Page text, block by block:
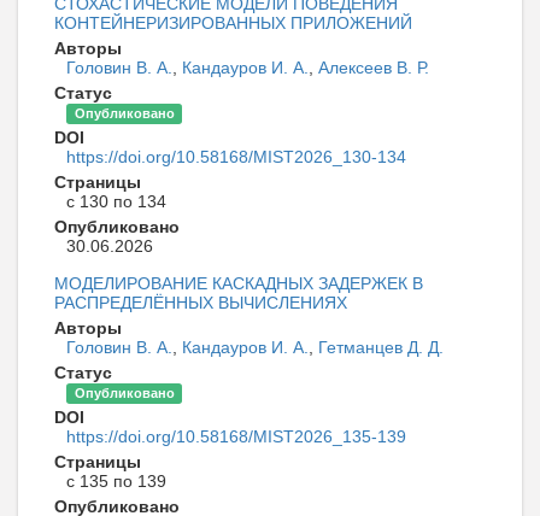
КОНТЕЙНЕРИЗИРОВАННЫХ ПРИЛОЖЕНИЙ
Авторы
Головин В. А.
Кандауров И. А.
Алексеев В. Р.
Статус
Опубликовано
DOI
https://doi.org/10.58168/MIST2026_130-134
Страницы
с 130 по 134
Опубликовано
30.06.2026
МОДЕЛИРОВАНИЕ КАСКАДНЫХ ЗАДЕРЖЕК В
РАСПРЕДЕЛЁННЫХ ВЫЧИСЛЕНИЯХ
Авторы
Головин В. А.
Кандауров И. А.
Гетманцев Д. Д.
Статус
Опубликовано
DOI
https://doi.org/10.58168/MIST2026_135-139
Страницы
с 135 по 139
Опубликовано